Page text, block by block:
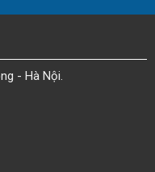
- Hà Nội.